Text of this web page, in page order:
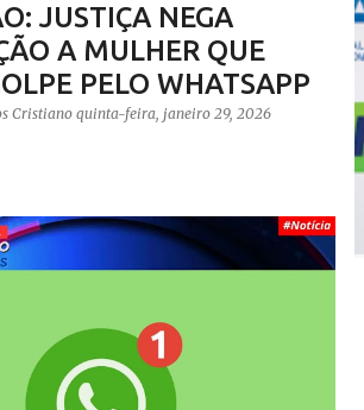
JUSTIÇA NEGA
A MULHER QUE
PELO WHATSAPP
Cristianoquinta-feira, janeiro 29, 2026